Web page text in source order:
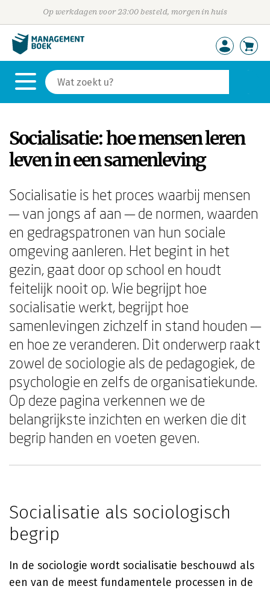
Op werkdagen voor 23:00 besteld, morgen in huis
Socialisatie: hoe mensen leren
leven in een samenleving
Socialisatie is het proces waarbij mensen
— van jongs af aan — de normen, waarden
en gedragspatronen van hun sociale
omgeving aanleren. Het begint in het
gezin, gaat door op school en houdt
feitelijk nooit op. Wie begrijpt hoe
socialisatie werkt, begrijpt hoe
samenlevingen zichzelf in stand houden —
en hoe ze veranderen. Dit onderwerp raakt
zowel de sociologie als de pedagogiek, de
psychologie en zelfs de organisatiekunde.
Op deze pagina verkennen we de
belangrijkste inzichten en werken die dit
begrip handen en voeten geven.
Socialisatie als sociologisch
begrip
In de sociologie wordt socialisatie beschouwd als
een van de meest fundamentele processen in de